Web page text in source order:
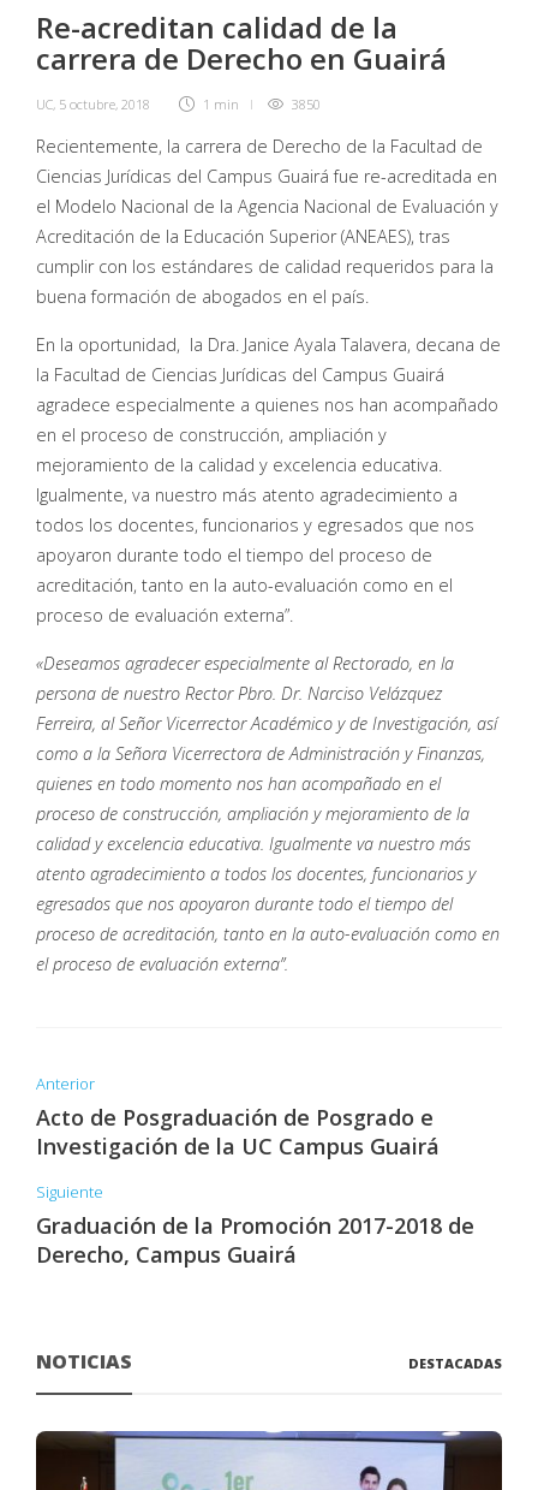
Re-acreditan calidad de la
carrera de Derecho en Guairá
UC, 5 octubre, 2018 1 min 3850
Recientemente, la carrera de Derecho de la Facultad de
Ciencias Jurídicas del Campus Guairá fue re-acreditada en
el Modelo Nacional de la Agencia Nacional de Evaluación y
Acreditación de la Educación Superior (ANEAES), tras
cumplir con los estándares de calidad requeridos para la
buena formación de abogados en el país.
En la oportunidad, la Dra. Janice Ayala Talavera, decana de
la Facultad de Ciencias Jurídicas del Campus Guairá
agradece especialmente a quienes nos han acompañado
en el proceso de construcción, ampliación y
mejoramiento de la calidad y excelencia educativa.
Igualmente, va nuestro más atento agradecimiento a
todos los docentes, funcionarios y egresados que nos
apoyaron durante todo el tiempo del proceso de
acreditación, tanto en la auto-evaluación como en el
proceso de evaluación externa”.
«Deseamos agradecer especialmente al Rectorado, en la
persona de nuestro Rector Pbro. Dr. Narciso Velázquez
Ferreira, al Señor Vicerrector Académico y de Investigación, así
como a la Señora Vicerrectora de Administración y Finanzas,
quienes en todo momento nos han acompañado en el
proceso de construcción, ampliación y mejoramiento de la
calidad y excelencia educativa. Igualmente va nuestro más
atento agradecimiento a todos los docentes, funcionarios y
egresados que nos apoyaron durante todo el tiempo del
proceso de acreditación, tanto en la auto-evaluación como en
el proceso de evaluación externa”.
Anterior
Acto de Posgraduación de Posgrado e
Investigación de la UC Campus Guairá
Siguiente
Graduación de la Promoción 2017-2018 de
Derecho, Campus Guairá
NOTICIAS DESTACADAS